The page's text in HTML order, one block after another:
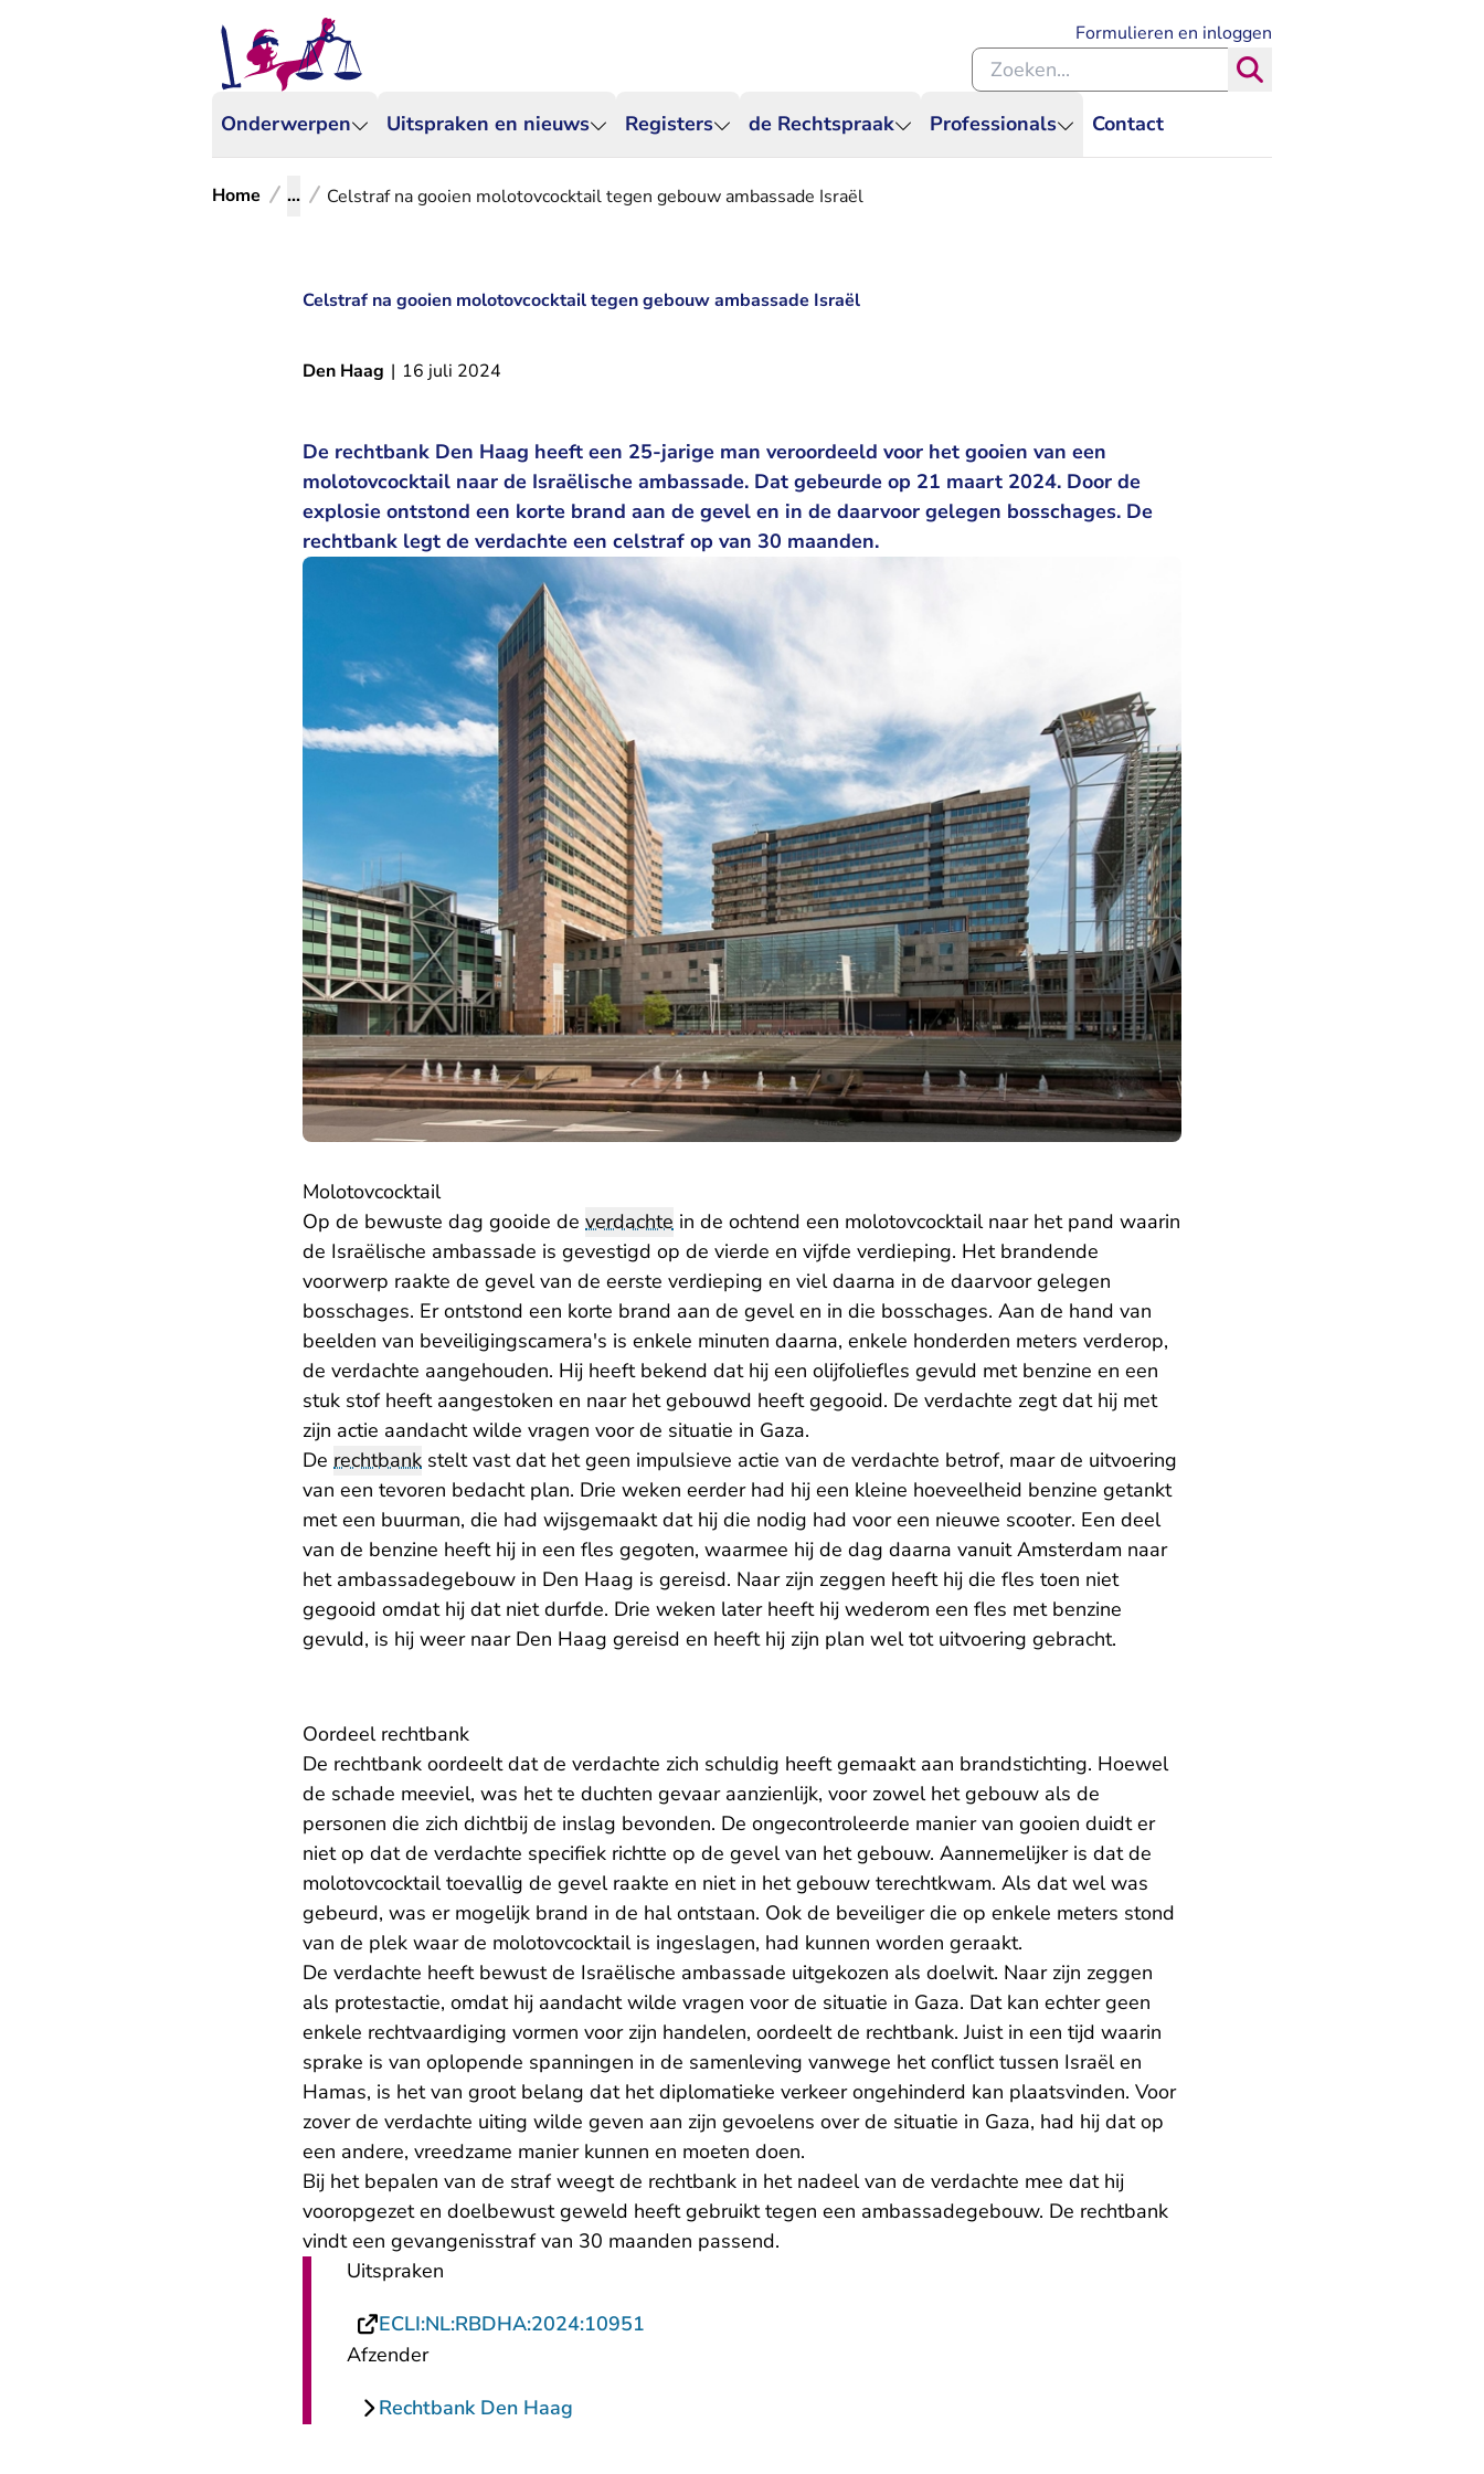
Onderwerpen Uitspraken en nieuws Registers de Rechtspraak Professionals Contact
Formulieren en inloggen
Zoeken binnen de Rechtspraak
Home ... Celstraf na gooien molotovcocktail tegen gebouw ambassade Israël
Celstraf na gooien molotovcocktail tegen gebouw ambassade Israël
Den Haag | 16 juli 2024
De rechtbank Den Haag heeft een 25-jarige man veroordeeld voor het gooien van een
molotovcocktail naar de Israëlische ambassade. Dat gebeurde op 21 maart 2024. Door de
explosie ontstond een korte brand aan de gevel en in de daarvoor gelegen bosschages. De
rechtbank legt de verdachte een celstraf op van 30 maanden.
Molotovcocktail
Op de bewuste dag gooide de verdachte in de ochtend een molotovcocktail naar het pand waarin
de Israëlische ambassade is gevestigd op de vierde en vijfde verdieping. Het brandende
voorwerp raakte de gevel van de eerste verdieping en viel daarna in de daarvoor gelegen
bosschages. Er ontstond een korte brand aan de gevel en in die bosschages. Aan de hand van
beelden van beveiligingscamera's is enkele minuten daarna, enkele honderden meters verderop,
de verdachte aangehouden. Hij heeft bekend dat hij een olijfoliefles gevuld met benzine en een
stuk stof heeft aangestoken en naar het gebouwd heeft gegooid. De verdachte zegt dat hij met
zijn actie aandacht wilde vragen voor de situatie in Gaza.
De rechtbank stelt vast dat het geen impulsieve actie van de verdachte betrof, maar de uitvoering
van een tevoren bedacht plan. Drie weken eerder had hij een kleine hoeveelheid benzine getankt
met een buurman, die had wijsgemaakt dat hij die nodig had voor een nieuwe scooter. Een deel
van de benzine heeft hij in een fles gegoten, waarmee hij de dag daarna vanuit Amsterdam naar
het ambassadegebouw in Den Haag is gereisd. Naar zijn zeggen heeft hij die fles toen niet
gegooid omdat hij dat niet durfde. Drie weken later heeft hij wederom een fles met benzine
gevuld, is hij weer naar Den Haag gereisd en heeft hij zijn plan wel tot uitvoering gebracht.
Oordeel rechtbank
De rechtbank oordeelt dat de verdachte zich schuldig heeft gemaakt aan brandstichting. Hoewel
de schade meeviel, was het te duchten gevaar aanzienlijk, voor zowel het gebouw als de
personen die zich dichtbij de inslag bevonden. De ongecontroleerde manier van gooien duidt er
niet op dat de verdachte specifiek richtte op de gevel van het gebouw. Aannemelijker is dat de
molotovcocktail toevallig de gevel raakte en niet in het gebouw terechtkwam. Als dat wel was
gebeurd, was er mogelijk brand in de hal ontstaan. Ook de beveiliger die op enkele meters stond
van de plek waar de molotovcocktail is ingeslagen, had kunnen worden geraakt.
De verdachte heeft bewust de Israëlische ambassade uitgekozen als doelwit. Naar zijn zeggen
als protestactie, omdat hij aandacht wilde vragen voor de situatie in Gaza. Dat kan echter geen
enkele rechtvaardiging vormen voor zijn handelen, oordeelt de rechtbank. Juist in een tijd waarin
sprake is van oplopende spanningen in de samenleving vanwege het conflict tussen Israël en
Hamas, is het van groot belang dat het diplomatieke verkeer ongehinderd kan plaatsvinden. Voor
zover de verdachte uiting wilde geven aan zijn gevoelens over de situatie in Gaza, had hij dat op
een andere, vreedzame manier kunnen en moeten doen.
Bij het bepalen van de straf weegt de rechtbank in het nadeel van de verdachte mee dat hij
vooropgezet en doelbewust geweld heeft gebruikt tegen een ambassadegebouw. De rechtbank
vindt een gevangenisstraf van 30 maanden passend.
Uitspraken
ECLI:NL:RBDHA:2024:10951
Afzender
Rechtbank Den Haag